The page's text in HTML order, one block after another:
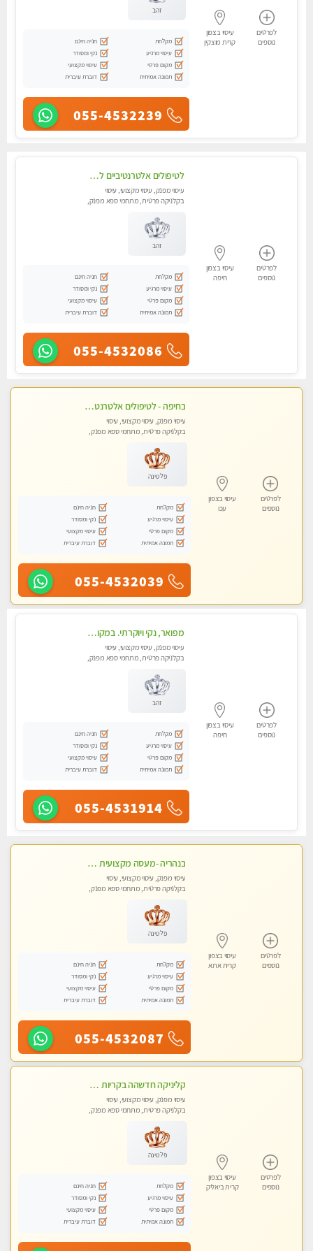
לפרטים
נוספים
עיסוי בצפון
קרית מוצקין
זהב
מקלחת
חניה חינם
עיסוי מרגיע
נקי ומסודר
מקום פרטי
עיסוי מקצועי
תמונה אמיתית
דוברת עיברית
055-4532239
לפרטים
נוספים
עיסוי בצפון
חיפה
לטיפולים אלטרנטיביים לעיסוי מרגיע ומפנק VIP-מומלץ לחלוטין! פרטי! ​​​​​​ Highly recommended-לקביעת תור נא להתקשר ....
עיסוי מפנק, עיסוי מקצועי, עיסוי
בקלניקה פרטית, מתחמי ספא מפנק,
זהב
מקלחת
חניה חינם
עיסוי מרגיע
נקי ומסודר
מקום פרטי
עיסוי מקצועי
תמונה אמיתית
דוברת עיברית
055-4532086
לפרטים
נוספים
עיסוי בצפון
עכו
בחיפה - לטיפולים אלטרנטיביים לעיסוי מרגיע ומפנק VIP-מומלץ לחלוטין! פרטי! ​​​​​​ Highly recommended-לקביעת תור נא להתקשר ....
עיסוי מפנק, עיסוי מקצועי, עיסוי
בקלניקה פרטית, מתחמי ספא מפנק,
פלטינה
מקלחת
חניה חינם
עיסוי מרגיע
נקי ומסודר
מקום פרטי
עיסוי מקצועי
תמונה אמיתית
דוברת עיברית
055-4532039
לפרטים
נוספים
עיסוי בצפון
חיפה
מפואר, נקי ויוקרתי. במקום מבחר מעסות מנוסות לכל סוגי העיסויים.
עיסוי מפנק, עיסוי מקצועי, עיסוי
בקלניקה פרטית, מתחמי ספא מפנק,
זהב
מקלחת
חניה חינם
עיסוי מרגיע
נקי ומסודר
מקום פרטי
עיסוי מקצועי
תמונה אמיתית
דוברת עיברית
055-4531914
לפרטים
נוספים
עיסוי בצפון
קרית אתא
בנהריה -מעסה מקצועית צעירה ואיכותית לעיסוי מרגיע ומפנק VIP-מומלץ לחלוטין! פרטי! ​​​​​​ Highly recommended
עיסוי מפנק, עיסוי מקצועי, עיסוי
בקלניקה פרטית, מתחמי ספא מפנק,
פלטינה
מקלחת
חניה חינם
עיסוי מרגיע
נקי ומסודר
מקום פרטי
עיסוי מקצועי
תמונה אמיתית
דוברת עיברית
055-4532087
לפרטים
נוספים
עיסוי בצפון
קרית ביאליק
קליניקה חדשהה בקריות מעסה איכותית מפנקת ומקצועית מאוד+נשים +זוגות
עיסוי מפנק, עיסוי מקצועי, עיסוי
בקלניקה פרטית, מתחמי ספא מפנק,
לנשים בלבד
פלטינה
מקלחת
חניה חינם
עיסוי מרגיע
נקי ומסודר
מקום פרטי
עיסוי מקצועי
תמונה אמיתית
דוברת עיברית